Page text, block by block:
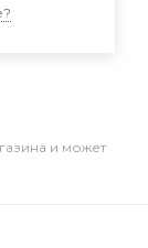
и может